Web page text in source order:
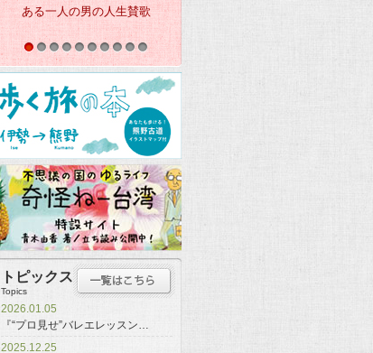
晩鐘 ウェスタンインパク
トと首里王府
1 2 6 7 10
トピックス
Topics
2026.01.05
『“プロ見せ”バレエレッスン…
2025.12.25